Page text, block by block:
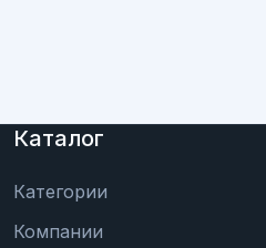
Каталог
Категории
Компании